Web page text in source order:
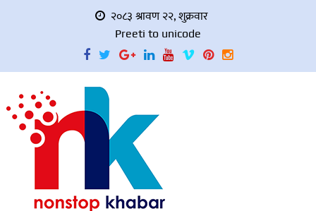
२०८३ श्रावण २२, शुक्रवार
Preeti to unicode